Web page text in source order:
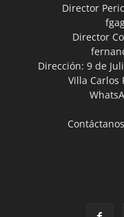
Director
Director
Dirección: 9 de
Villa Carlos